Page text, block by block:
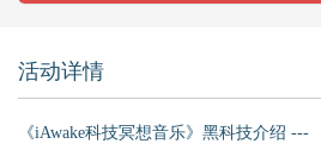
活动详情
《iAwake科技冥想音乐》黑科技介绍 ---